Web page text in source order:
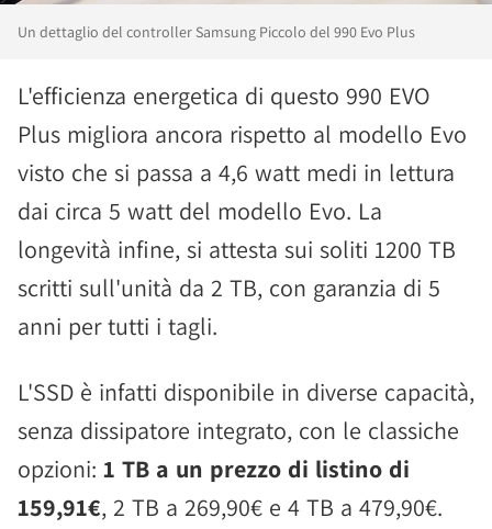
Un dettaglio del controller Samsung Piccolo del 990 Evo Plus
L'efficienza energetica di questo 990 EVO
Plus migliora ancora rispetto al modello Evo
visto che si passa a 4,6 watt medi in lettura
dai circa 5 watt del modello Evo. La
longevità infine, si attesta sui soliti 1200 TB
scritti sull'unità da 2 TB, con garanzia di 5
anni per tutti i tagli.
L'SSD è infatti disponibile in diverse capacità,
senza dissipatore integrato, con le classiche
opzioni: 1 TB a un prezzo di listino di
159,91€, 2 TB a 269,90€ e 4 TB a 479,90€.